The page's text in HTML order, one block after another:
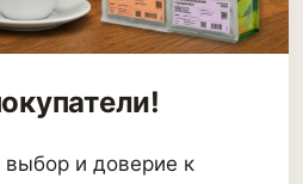
выбор и доверие к